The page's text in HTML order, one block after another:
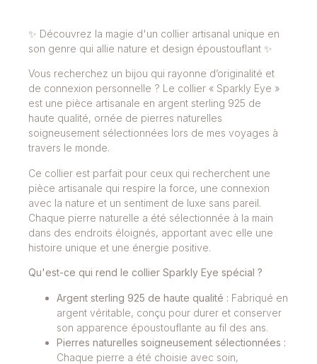
✨ Découvrez la magie d'un collier artisanal unique en
son genre qui allie nature et design époustouflant ✨
Vous recherchez un bijou qui rayonne d’originalité et
de connexion personnelle ? Le collier « Sparkly Eye »
est une pièce artisanale en argent sterling 925 de
haute qualité, ornée de pierres naturelles
soigneusement sélectionnées lors de mes voyages à
travers le monde.
Ce collier est parfait pour ceux qui recherchent une
pièce artisanale qui respire la force, une connexion
avec la nature et un sentiment de luxe sans pareil.
Chaque pierre naturelle a été sélectionnée à la main
dans des endroits éloignés, apportant avec elle une
histoire unique et une énergie positive.
Qu'est-ce qui rend le collier Sparkly Eye spécial ?
Argent sterling 925 de haute qualité : Fabriqué en
argent véritable, conçu pour durer et conserver
son apparence époustouflante au fil des ans.
Pierres naturelles soigneusement sélectionnées :
Chaque pierre a été choisie avec soin,